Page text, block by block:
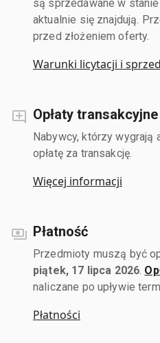
są sprzedawane w
aktualnie się znajdują.
przed złożeniem oferty.
Warunki licytacji i
Opłaty transakcyjne
Nabywcy, którzy wygrają
opłatę za transakcję.
Więcej informacji
Płatność
Przedmioty muszą być
piątek, 17 lipca 2026
naliczane po upływie
Płatności